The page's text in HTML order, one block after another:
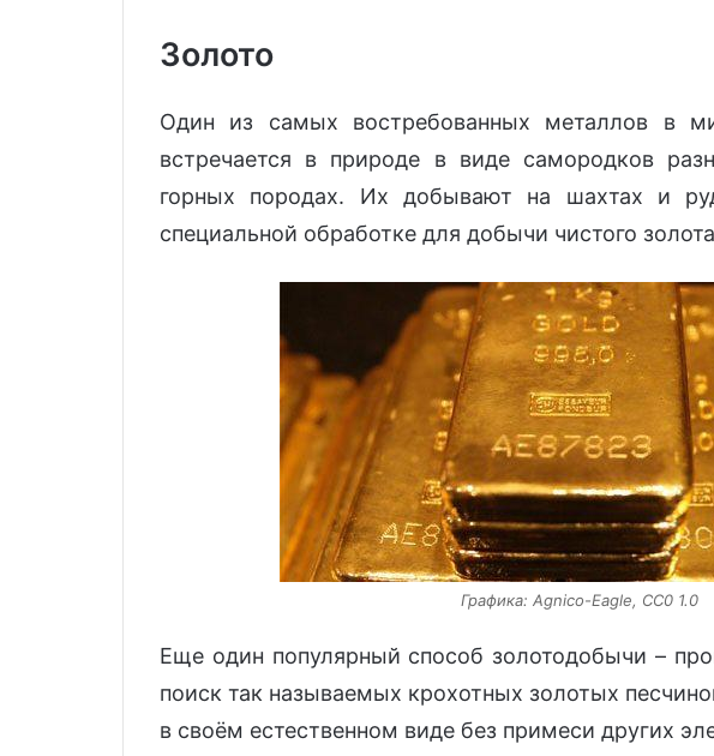
Золото
Один из самых востребованных металлов в
встречается в природе в виде самородков
горных породах. Их добывают на шахтах и
специальной обработке для добычи чистого
Графика: Agnico-Eagle, CC0 1.0
Еще один популярный способ золотодобычи –
поиск так называемых крохотных золотых
в своём естественном виде без примеси других